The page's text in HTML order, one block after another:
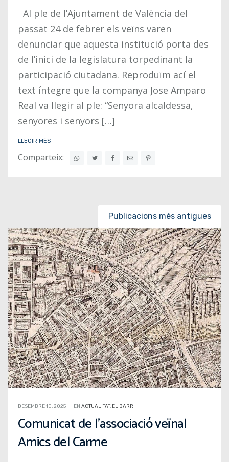
Al ple de l’Ajuntament de València del
passat 24 de febrer els veïns varen
denunciar que aquesta institució porta des
de l’inici de la legislatura torpedinant la
participació ciutadana. Reproduïm ací el
text íntegre que la companya Jose Amparo
Real va llegir al ple: “Senyora alcaldessa,
senyores i senyors […]
LLEGIR MÉS
Comparteix:
Publicacions més antigues
DESEMBRE 10, 2025 EN ACTUALITAT, EL BARRI
Comunicat de l’associació veïnal
Amics del Carme